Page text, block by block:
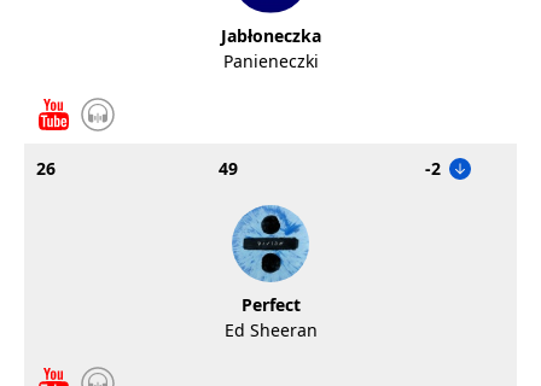
Jabłoneczka
Panieneczki
26 49 -2
Perfect
Ed Sheeran